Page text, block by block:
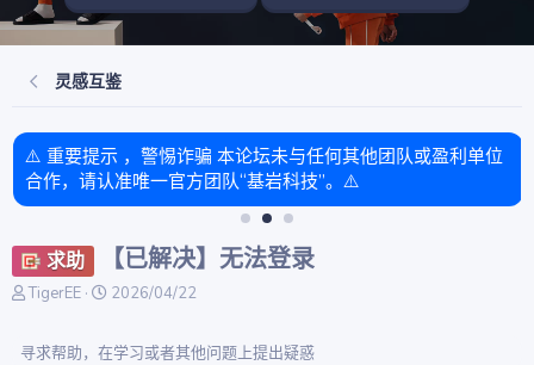
灵感互鉴
⚠️ 重要提示 ，警惕诈骗 本论坛未与任何其他团队或盈利单位
合作，请认准唯一官方团队“基岩科技”。⚠️
求助 【已解决】无法登录
主
起
TigerEE
开
间
2026/04/22
寻求帮助，在学习或者其他问题上提出疑惑